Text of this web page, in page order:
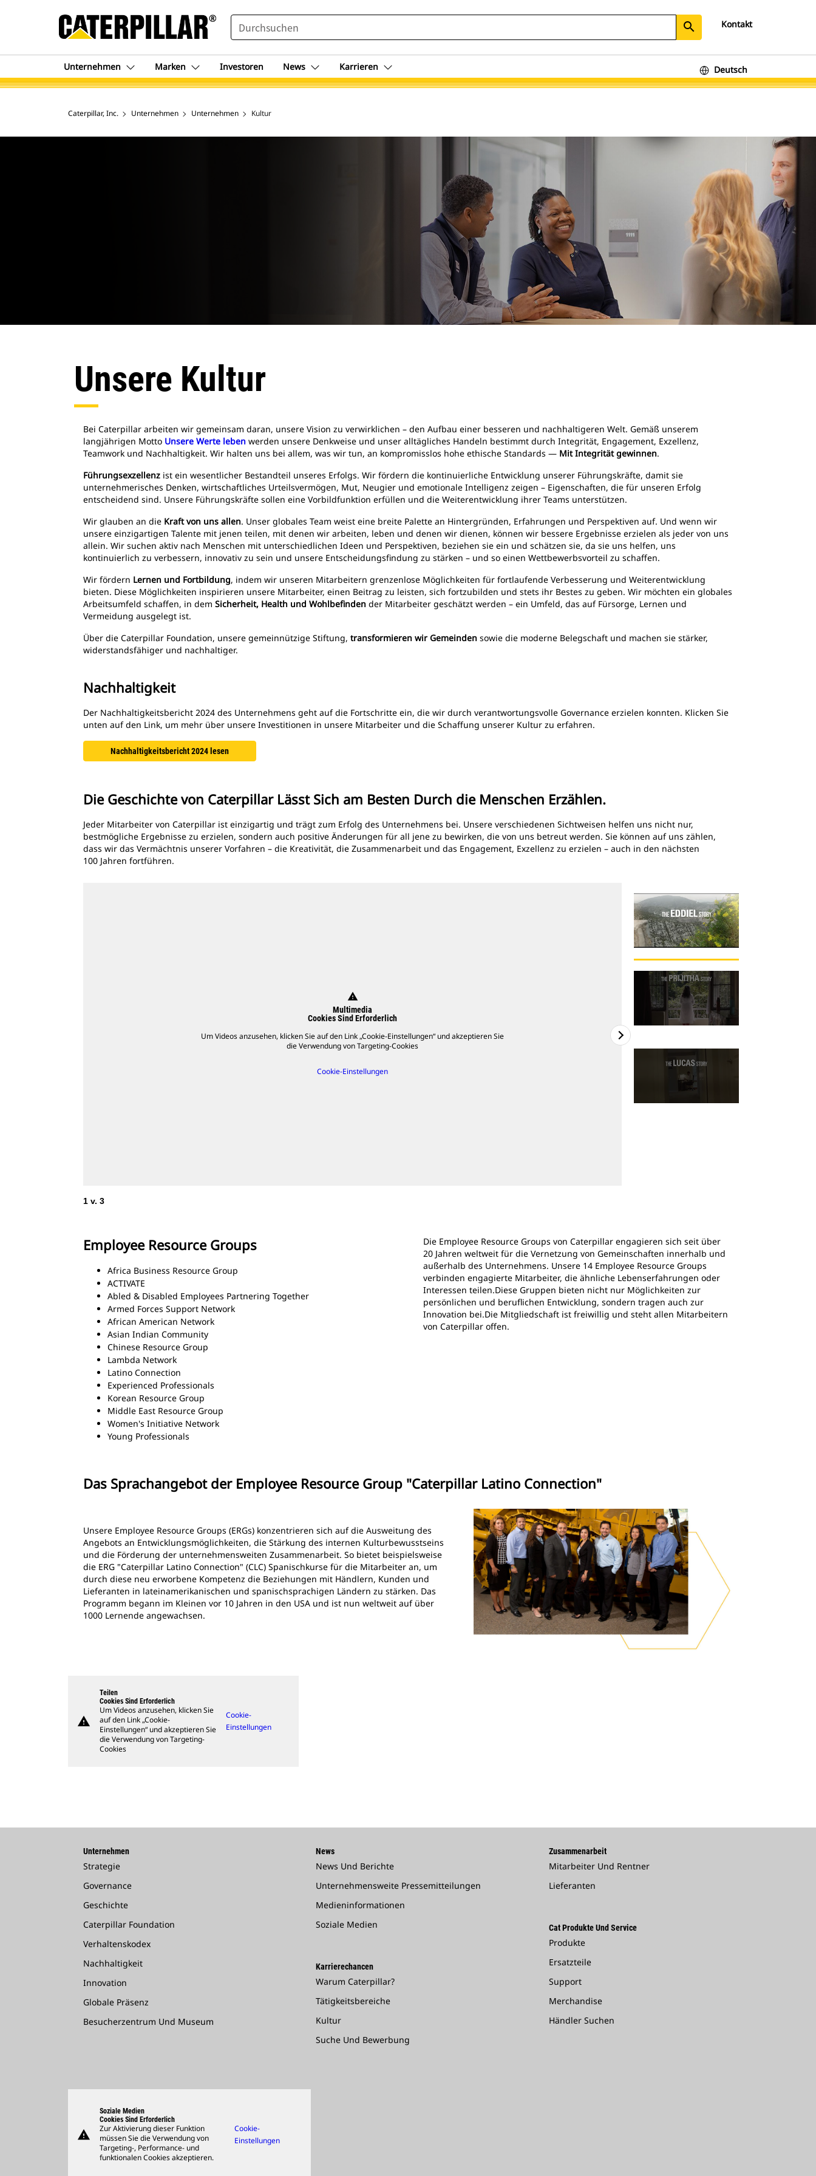
SEARCH search Kontakt
Unternehmen Marken Investoren News Karrieren Deutsch
Caterpillar, Inc. Unternehmen Unternehmen Kultur
Unsere Kultur
Bei Caterpillar arbeiten wir gemeinsam daran, unsere Vision zu verwirklichen – den Aufbau einer besseren und nachhaltigeren Welt. Gemäß unserem
langjährigen Motto Unsere Werte leben werden unsere Denkweise und unser alltägliches Handeln bestimmt durch Integrität, Engagement, Exzellenz,
Teamwork und Nachhaltigkeit. Wir halten uns bei allem, was wir tun, an kompromisslos hohe ethische Standards — Mit Integrität gewinnen.
Führungsexzellenz ist ein wesentlicher Bestandteil unseres Erfolgs. Wir fördern die kontinuierliche Entwicklung unserer Führungskräfte, damit sie
unternehmerisches Denken, wirtschaftliches Urteilsvermögen, Mut, Neugier und emotionale Intelligenz zeigen – Eigenschaften, die für unseren Erfolg
entscheidend sind. Unsere Führungskräfte sollen eine Vorbildfunktion erfüllen und die Weiterentwicklung ihrer Teams unterstützen.
Wir glauben an die Kraft von uns allen. Unser globales Team weist eine breite Palette an Hintergründen, Erfahrungen und Perspektiven auf. Und wenn wir
unsere einzigartigen Talente mit jenen teilen, mit denen wir arbeiten, leben und denen wir dienen, können wir bessere Ergebnisse erzielen als jeder von uns
allein. Wir suchen aktiv nach Menschen mit unterschiedlichen Ideen und Perspektiven, beziehen sie ein und schätzen sie, da sie uns helfen, uns
kontinuierlich zu verbessern, innovativ zu sein und unsere Entscheidungsfindung zu stärken – und so einen Wettbewerbsvorteil zu schaffen.
Wir fördern Lernen und Fortbildung, indem wir unseren Mitarbeitern grenzenlose Möglichkeiten für fortlaufende Verbesserung und Weiterentwicklung
bieten. Diese Möglichkeiten inspirieren unsere Mitarbeiter, einen Beitrag zu leisten, sich fortzubilden und stets ihr Bestes zu geben. Wir möchten ein globales
Arbeitsumfeld schaffen, in dem Sicherheit, Health und Wohlbefinden der Mitarbeiter geschätzt werden – ein Umfeld, das auf Fürsorge, Lernen und
Vermeidung ausgelegt ist.
Über die Caterpillar Foundation, unsere gemeinnützige Stiftung, transformieren wir Gemeinden sowie die moderne Belegschaft und machen sie stärker,
widerstandsfähiger und nachhaltiger.
Nachhaltigkeit
Der Nachhaltigkeitsbericht 2024 des Unternehmens geht auf die Fortschritte ein, die wir durch verantwortungsvolle Governance erzielen konnten. Klicken Sie
unten auf den Link, um mehr über unsere Investitionen in unsere Mitarbeiter und die Schaffung unserer Kultur zu erfahren.
Nachhaltigkeitsbericht 2024 lesen
Die Geschichte von Caterpillar Lässt Sich am Besten Durch die Menschen Erzählen.
Jeder Mitarbeiter von Caterpillar ist einzigartig und trägt zum Erfolg des Unternehmens bei. Unsere verschiedenen Sichtweisen helfen uns nicht nur,
bestmögliche Ergebnisse zu erzielen, sondern auch positive Änderungen für all jene zu bewirken, die von uns betreut werden. Sie können auf uns zählen,
dass wir das Vermächtnis unserer Vorfahren – die Kreativität, die Zusammenarbeit und das Engagement, Exzellenz zu erzielen – auch in den nächsten
100 Jahren fortführen.
warning
Multimedia
Cookies Sind Erforderlich
Um Videos anzusehen, klicken Sie auf den Link „Cookie-Einstellungen“ und akzeptieren Sie
die Verwendung von Targeting-Cookies
Cookie-Einstellungen
1 v. 3
Employee Resource Groups
Africa Business Resource Group
ACTIVATE
Abled & Disabled Employees Partnering Together
Armed Forces Support Network
African American Network
Asian Indian Community
Chinese Resource Group
Lambda Network
Latino Connection
Experienced Professionals
Korean Resource Group
Middle East Resource Group
Women's Initiative Network
Young Professionals
Die Employee Resource Groups von Caterpillar engagieren sich seit über
20 Jahren weltweit für die Vernetzung von Gemeinschaften innerhalb und
außerhalb des Unternehmens. Unsere 14 Employee Resource Groups
verbinden engagierte Mitarbeiter, die ähnliche Lebenserfahrungen oder
Interessen teilen.Diese Gruppen bieten nicht nur Möglichkeiten zur
persönlichen und beruflichen Entwicklung, sondern tragen auch zur
Innovation bei.Die Mitgliedschaft ist freiwillig und steht allen Mitarbeitern
von Caterpillar offen.
Das Sprachangebot der Employee Resource Group "Caterpillar Latino Connection"
Unsere Employee Resource Groups (ERGs) konzentrieren sich auf die Ausweitung des
Angebots an Entwicklungsmöglichkeiten, die Stärkung des internen Kulturbewusstseins
und die Förderung der unternehmensweiten Zusammenarbeit. So bietet beispielsweise
die ERG "Caterpillar Latino Connection" (CLC) Spanischkurse für die Mitarbeiter an, um
durch diese neu erworbene Kompetenz die Beziehungen mit Händlern, Kunden und
Lieferanten in lateinamerikanischen und spanischsprachigen Ländern zu stärken. Das
Programm begann im Kleinen vor 10 Jahren in den USA und ist nun weltweit auf über
1000 Lernende angewachsen.
warning
Teilen
Cookies Sind Erforderlich
Um Videos anzusehen, klicken Sie
auf den Link „Cookie-
Einstellungen“ und akzeptieren Sie
die Verwendung von Targeting-
Cookies
Cookie-
Einstellungen
Unternehmen
Strategie
Governance
Geschichte
Caterpillar Foundation
Verhaltenskodex
Nachhaltigkeit
Innovation
Globale Präsenz
Besucherzentrum Und Museum
News
News Und Berichte
Unternehmensweite Pressemitteilungen
Medieninformationen
Soziale Medien
Karrierechancen
Warum Caterpillar?
Tätigkeitsbereiche
Kultur
Suche Und Bewerbung
Zusammenarbeit
Mitarbeiter Und Rentner
Lieferanten
Cat Produkte Und Service
Produkte
Ersatzteile
Support
Merchandise
Händler Suchen
warning
Soziale Medien
Cookies Sind Erforderlich
Zur Aktivierung dieser Funktion
müssen Sie die Verwendung von
Targeting-, Performance- und
funktionalen Cookies akzeptieren.
Cookie-
Einstellungen